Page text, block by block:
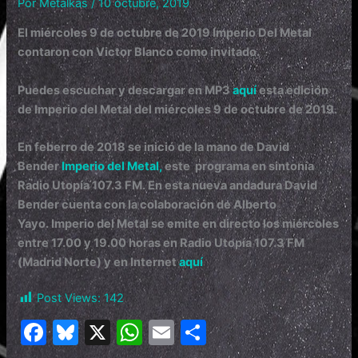
PorMetalkas/10 octubre, 2019
El miércoles 9 de octubre de 2019 Imperio Del Metal
contaron con Victor Blanco como invitado.
Puedes escuchar y descargar en MP3aquíesta edición
de Imperio del Metal del miércoles 9 de octubre de 2019.
En feberro de 2018 se inició de la mano de David
BenderImperio del Metal,este programa en sintonía
Radio Utopía 107.3 FM. En esta nueva andadura David
Bender cuenta con la colaboración de Alberto
Yayo. Imperio del Metal se emite en directo los miércoles
entre 17.00 y 19.00 horas en Radio Utopía 107.3 FM
(Madrid Norte) y en Internetaquí
Post Views: 142
F Bl X W E C